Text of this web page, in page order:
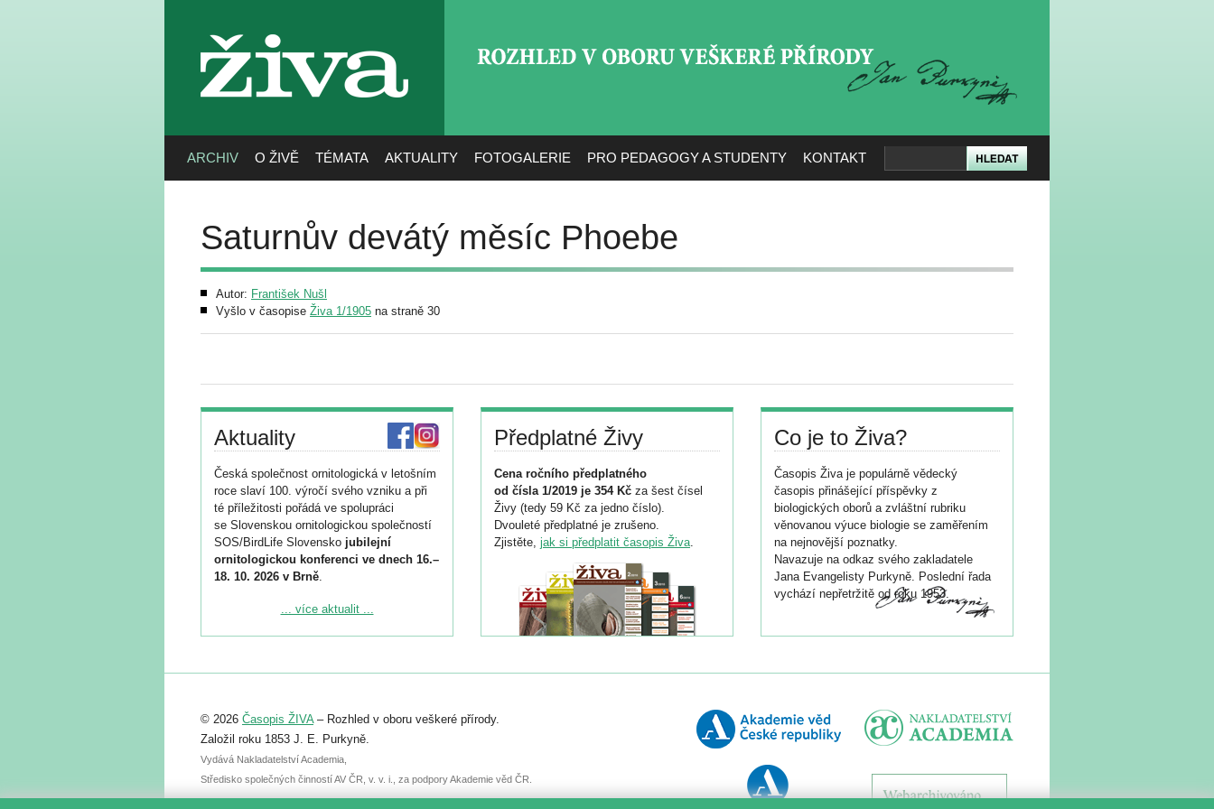
živa
ARCHIV O ŽIVĚ TÉMATA AKTUALITY FOTOGALERIE PRO PEDAGOGY A STUDENTY KONTAKT
Saturnův devátý měsíc Phoebe
Autor: František Nušl
Vyšlo v časopise Živa 1/1905 na straně 30
Aktuality
Česká společnost ornitologická v letošním
roce slaví 100. výročí svého vzniku a při
té příležitosti pořádá ve spolupráci
se Slovenskou ornitologickou společností
SOS/BirdLife Slovensko jubilejní
ornitologickou konferenci ve dnech 16.–
18. 10. 2026 v Brně.
Podrobnější informace ke konferenci
Registrovat se můžete do 6. září.
abstraktu přihlášené přednášky nebo
posteru je už 30. června.
... více aktualit ...
Předplatné Živy
Cena ročního předplatného
od čísla 1/2019 je 354 Kč za šest čísel
Živy (tedy 59 Kč za jedno číslo).
Dvouleté předplatné je zrušeno.
Zjistěte, jak si předplatit časopis Živa.
Co je to Živa?
Časopis Živa je populárně vědecký
časopis přinášející příspěvky z
biologických oborů a zvláštní rubriku
věnovanou výuce biologie se zaměřením
na nejnovější poznatky.
Navazuje na odkaz svého zakladatele
Jana Evangelisty Purkyně. Poslední řada
vychází nepřetržitě od roku 1953.
© 2026 Časopis ŽIVA– Rozhled v oboru veškeré přírody.
Založil roku 1853 J. E. Purkyně.
Vydává Nakladatelství Academia,
Středisko společných činností AV ČR, v. v. i., za podpory Akademie věd ČR.